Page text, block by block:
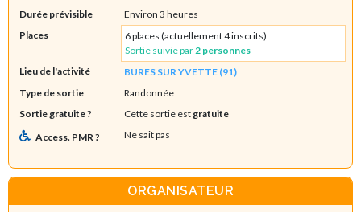
Durée prévisible
Environ 3 heures
Places
6 places (actuellement 4 inscrits)
Sortie suivie par 2 personnes
Lieu de l'activité
BURES SUR YVETTE (91)
Type de sortie
Randonnée
Sortie gratuite ?
Cette sortie est gratuite
Access. PMR ?
Ne sait pas
ORGANISATEUR